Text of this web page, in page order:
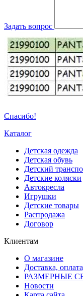
Задать вопрос
Спасибо!
Каталог
Детская одежда
Детская обувь
Детский
Детские коляски
Автокресла
Игрушки
Детские товары
Распродажа
Договор
Клиентам
О магазине
Доставка,
РАЗМЕРНЫЕ
Новости